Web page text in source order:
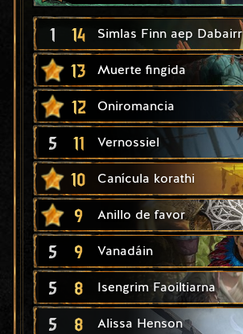
1 14 Simlas Finn aep Dabairr
13 Muerte fingida
12 Oniromancia
5 11 Vernossiel
10 Canícula korathi
9 Anillo de favor
5 9 Vanadáin
5 8 Isengrim Faoiltiarna
5 8 Alissa Henson